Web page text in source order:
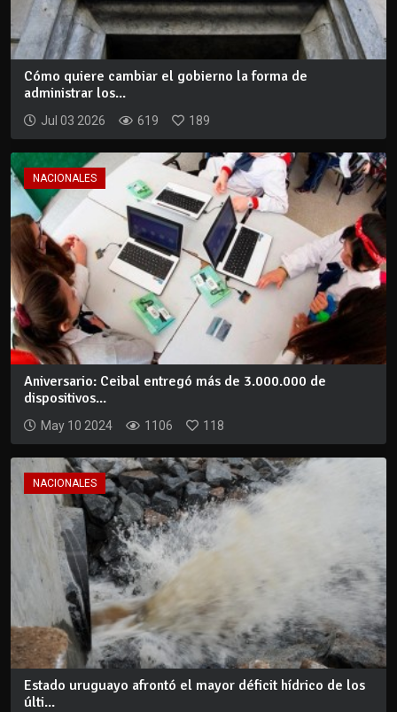
Cómo quiere cambiar el gobierno la forma de
administrar los...
Jul 03 2026 619 189
NACIONALES
Aniversario: Ceibal entregó más de 3.000.000 de
dispositivos...
May 10 2024 1106 118
NACIONALES
Estado uruguayo afrontó el mayor déficit hídrico de los
últi...